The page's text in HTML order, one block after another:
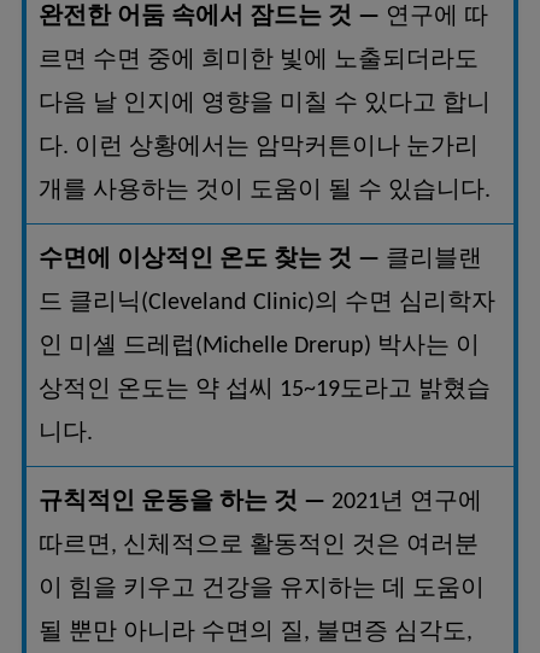
완전한 어둠 속에서 잠드는 것 — 연구에 따
르면 수면 중에 희미한 빛에
노출되더라도
다음 날 인지에 영향을 미칠 수 있다고 합니
다. 이런 상황에서는 암막커튼이나 눈가리
개를 사용하는 것이 도움이 될 수 있습니다.
수면에 이상적인 온도 찾는 것 — 클리블랜
드 클리닉 (Cleveland Clinic)의 수면 심리학자
인 미셸 드레럽 (Michelle Drerup) 박사는 이
상적인 온도는 약 섭씨 15~19도라고 밝혔습
니다.
규칙적인 운동을 하는 것 — 2021년 연구에
따르면 , 신체적으로 활동적인 것은 여러분
이
힘을 키우고 건강을 유지하는 데
도움이
될 뿐만 아니라 수면의 질 , 불면증 심각도 ,